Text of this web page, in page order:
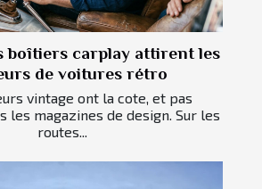
boîtiers carplay attirent les
de voitures rétro
vintage ont la cote, et pas
les magazines de design. Sur les
routes...